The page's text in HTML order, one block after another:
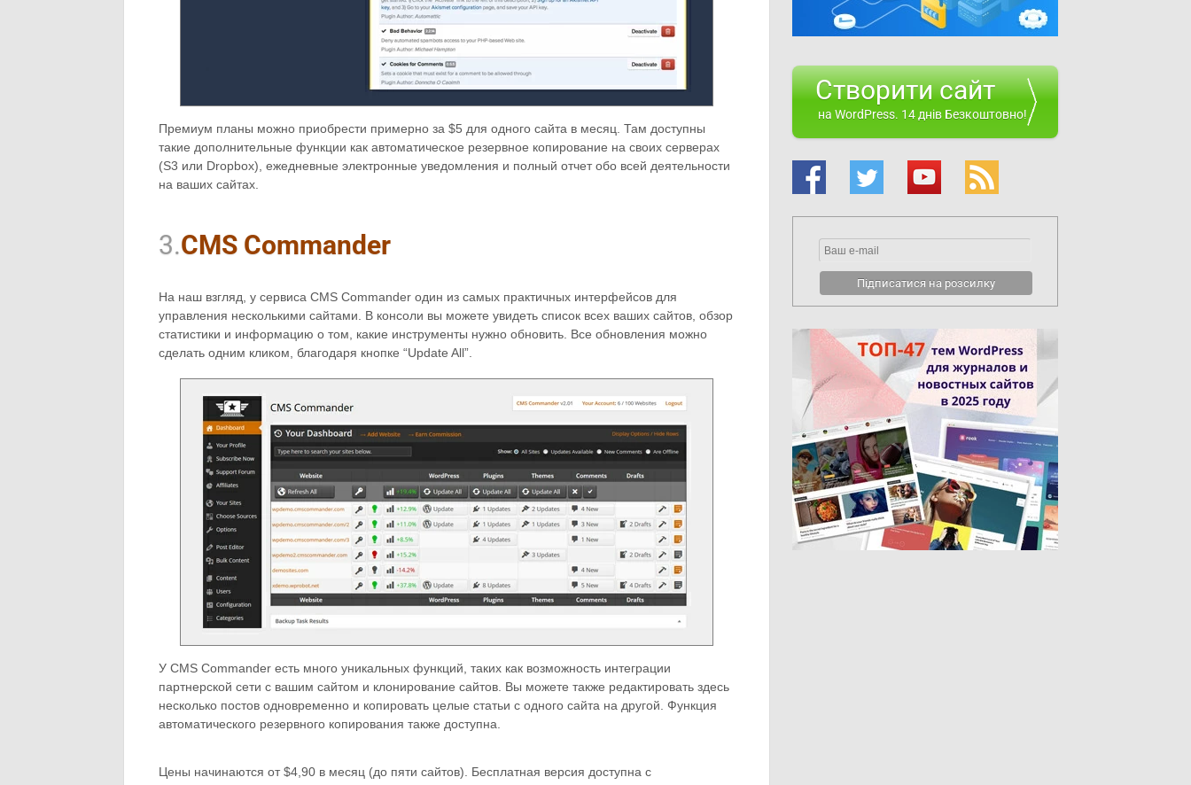
Премиум планы можно приобрести примерно за $5 для одного сайта в месяц. Там доступны
такие дополнительные функции как автоматическое резервное копирование на своих серверах
(S3 или Dropbox), ежедневные электронные уведомления и полный отчет обо всей деятельности
на ваших сайтах.
3.CMS Commander
На наш взгляд, у сервиса CMS Commander один из самых практичных интерфейсов для
управления несколькими сайтами. В консоли вы можете увидеть список всех ваших сайтов, обзор
статистики и информацию о том, какие инструменты нужно обновить. Все обновления можно
сделать одним кликом, благодаря кнопке “Update All”.
У CMS Commander есть много уникальных функций, таких как возможность интеграции
партнерской сети с вашим сайтом и клонирование сайтов. Вы можете также редактировать здесь
несколько постов одновременно и копировать целые статьи с одного сайта на другой. Функция
автоматического резервного копирования также доступна.
Цены начинаются от $4,90 в месяц (до пяти сайтов). Бесплатная версия доступна с
Створити сайт
на WordPress. 14 днів Безкоштовно!